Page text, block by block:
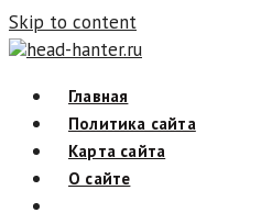
Skip to content
head-hanter.ru
Главная
Политика сайта
Карта сайта
О сайте